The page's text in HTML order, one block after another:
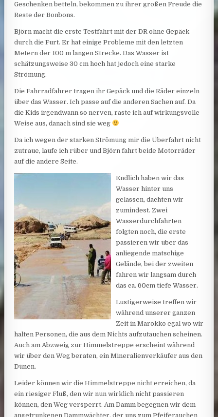
Geschenken betteln, bekommen zu ihrer großen Freude die
Reste der Bonbons.
Björn macht die erste Testfahrt mit der DR ohne Gepäck
durch die Furt. Er hat einige Probleme mit den letzten
Metern der 100 m langen Strecke. Das Wasser ist
schätzungsweise 30 cm hoch hat jedoch eine starke
Strömung.
Die Fahrradfahrer tragen ihr Gepäck und die Räder einzeln
über das Wasser. Ich passe auf die anderen Sachen auf. Da
die Kids irgendwann so nerven, raste ich auf wirkungsvolle
Weise aus, danach sind sie weg
Da ich wegen der starken Strömung mir die Überfahrt nicht
zutraue, laufe ich rüber und Björn fahrt beide Motorräder
auf die andere Seite.
Endlich haben wir das
Wasser hinter uns
gelassen, dachten wir
zumindest. Zwei
Wasserdurchfahrten
folgten noch, die erste
passieren wir über das
anliegende matschige
Gelände, bei der zweiten
fahren wir langsam durch
das ca. 60cm tiefe Wasser.
Lustigerweise treffen wir
während unserer ganzen
Zeit in Marokko egal wo wir
halten Personen, die aus dem Nichts aufzutauchen scheinen.
Auch am Abzweig zur Himmelstreppe erscheint während
wir über den Weg beraten, ein Mineralienverkäufer aus den
Dünen.
Leider können wir die Himmelstreppe nicht erreichen, da
ein riesiger Fluß, den wir nun wirklich nicht passieren
können, den Weg versperrt. Am Damm begegnen wir dem
angetrunkenen Dammwächter, der uns zum Pfeiferauchen